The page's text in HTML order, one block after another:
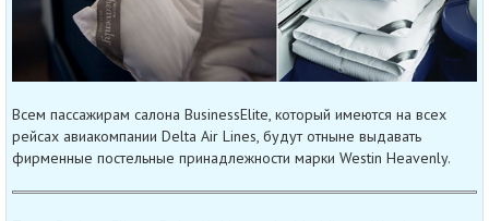
Всем пассажирам салона BusinessElite, который имеются на всех
рейсах авиакомпании Delta Air Lines, будут отныне выдавать
фирменные постельные принадлежности марки Westin Heavenly.